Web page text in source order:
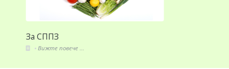
За СППЗ
Вижте повече ...